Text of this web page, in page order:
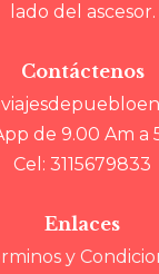
lado del ascesor.
Contáctenos
de 9.00 Am a
Cel: 3115679833
Enlaces
y